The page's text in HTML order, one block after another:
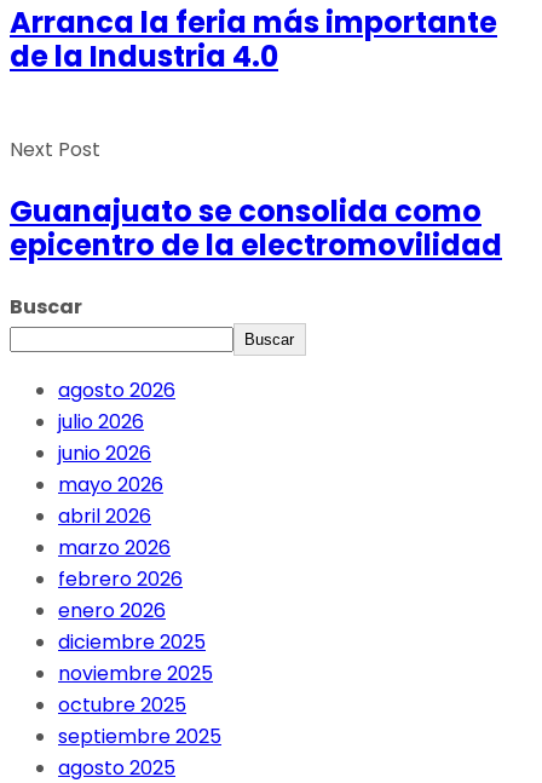
Arranca la feria más importante
de la Industria 4.0
Next Post
Guanajuato se consolida como
epicentro de la electromovilidad
Buscar
Buscar
agosto 2026
julio 2026
junio 2026
mayo 2026
abril 2026
marzo 2026
febrero 2026
enero 2026
diciembre 2025
noviembre 2025
octubre 2025
septiembre 2025
agosto 2025